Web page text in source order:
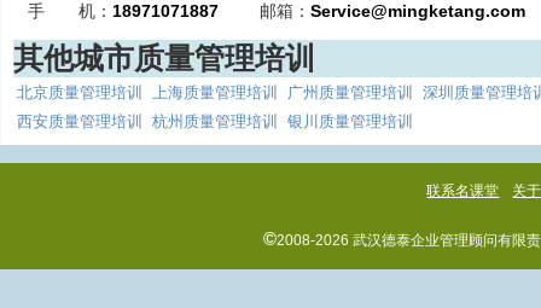
手 机： 18971071887 邮箱： Service@mingketang.com
其他城市质量管理培训
北京质量管理培训 上海质量管理培训 广州质量管理培训
深圳质量管理培
西安质量管理培训
杭州质量管理培训 银川质量管理培训
联系名课堂 关
©2008-2026 武汉德泰企业管理顾问有限